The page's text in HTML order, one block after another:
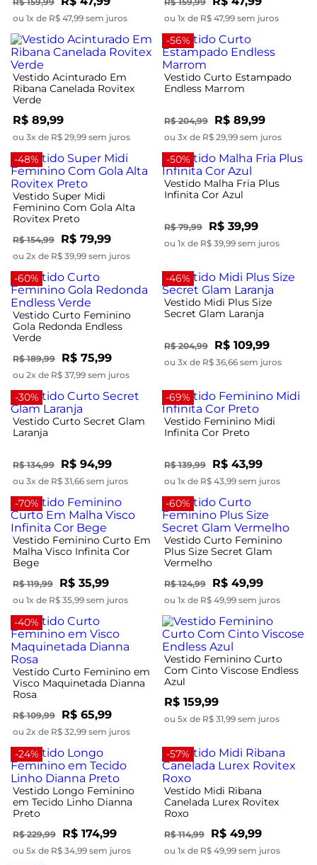
ou 1x de R$ 47,99 sem juros ou 1x de R$ 47,99 sem juros
Vestido Acinturado Em
Ribana Canelada Rovitex
Verde
R$ 89,99
ou 3x de R$ 29,99 sem juros
-56%
Vestido Curto Estampado
Endless Marrom
R$ 204,99 R$ 89,99
ou 3x de R$ 29,99 sem juros
-48%
Vestido Super Midi
Feminino Com Gola Alta
Rovitex Preto
R$ 154,99 R$ 79,99
ou 2x de R$ 39,99 sem juros
-50%
Vestido Malha Fria Plus
Infinita Cor Azul
R$ 79,99 R$ 39,99
ou 1x de R$ 39,99 sem juros
-60%
Vestido Curto Feminino
Gola Redonda Endless
Verde
R$ 189,99 R$ 75,99
ou 2x de R$ 37,99 sem juros
-46%
Vestido Midi Plus Size
Secret Glam Laranja
R$ 204,99 R$ 109,99
ou 3x de R$ 36,66 sem juros
-30%
Vestido Curto Secret Glam
Laranja
R$ 134,99 R$ 94,99
ou 3x de R$ 31,66 sem juros
-69%
Vestido Feminino Midi
Infinita Cor Preto
R$ 139,99 R$ 43,99
ou 1x de R$ 43,99 sem juros
-70%
Vestido Feminino Curto Em
Malha Visco Infinita Cor
Bege
R$ 119,99 R$ 35,99
ou 1x de R$ 35,99 sem juros
-60%
Vestido Curto Feminino
Plus Size Secret Glam
Vermelho
R$ 124,99 R$ 49,99
ou 1x de R$ 49,99 sem juros
-40%
Vestido Curto Feminino em
Visco Maquinetada Dianna
Rosa
R$ 109,99 R$ 65,99
ou 2x de R$ 32,99 sem juros
Vestido Feminino Curto
Com Cinto Viscose Endless
Azul
R$ 159,99
ou 5x de R$ 31,99 sem juros
-24%
Vestido Longo Feminino
em Tecido Linho Dianna
Preto
R$ 229,99 R$ 174,99
ou 5x de R$ 34,99 sem juros
-57%
Vestido Midi Ribana
Canelada Lurex Rovitex
Roxo
R$ 114,99 R$ 49,99
ou 1x de R$ 49,99 sem juros